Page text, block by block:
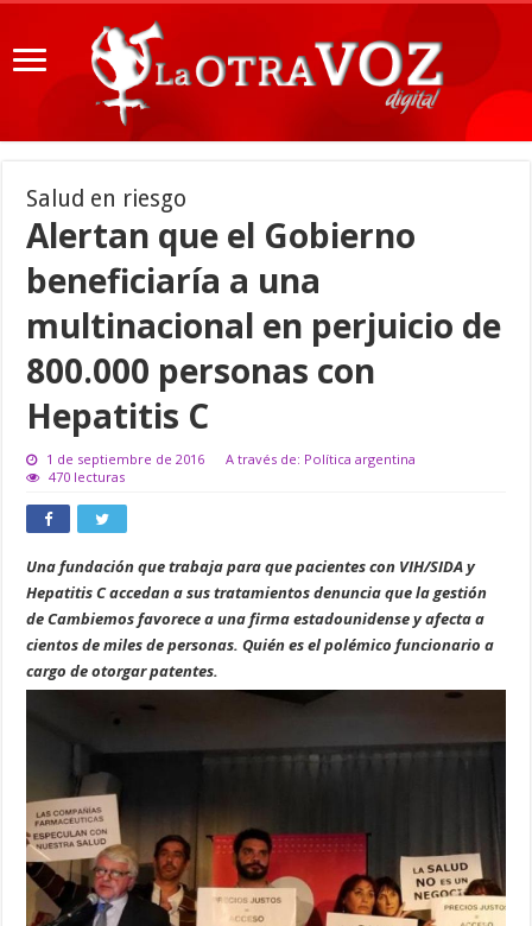
Salud en riesgo
Alertan que el Gobierno
beneficiaría a una
multinacional en perjuicio de
800.000 personas con
Hepatitis C
1 de septiembre de 2016
A través de: Política argentina
470 lecturas
Una fundación que trabaja para que pacientes con VIH/SIDA y
Hepatitis C accedan a sus tratamientos denuncia que la gestión
de Cambiemos favorece a una firma estadounidense y afecta a
cientos de miles de personas. Quién es el polémico funcionario a
cargo de otorgar patentes.